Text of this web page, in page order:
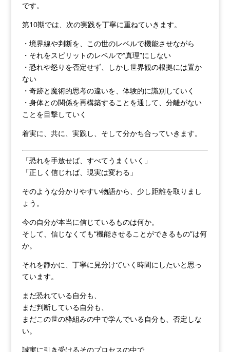
です。
第10期では、次の実践を丁寧に重ねていきます。
・境界線や判断を、この世のレベルで機能させながら
・それをスピリットのレベルで“真理”にしない
・恐れや怒りを否定せず、しかし世界観の根拠には置か
ない
・奇跡と魔術的思考の違いを、体験的に識別していく
・身体との関係を再構築することを通して、分離がない
ことを目撃していく
着実に、共に、実践し、そして分かち合っていきます。
「恐れを手放せば、すべてうまくいく」
「正しく信じれば、現実は変わる」
そのような分かりやすい物語から、少し距離を取りまし
ょう。
今の自分が本当に信じているものは何か。
そして、信じなくても“機能させることができるもの”は何
か。
それを静かに、丁寧に見分けていく時間にしたいと思っ
ています。
まだ恐れている自分も、
まだ判断している自分も、
まだこの世の枠組みの中で学んでいる自分も、否定しな
い。
誠実に引き受けるそのプロセスの中で、